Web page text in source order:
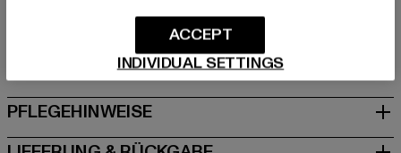
GRÖSSE & PASSFORM
PFLEGEHINWEISE
INDIVIDUAL SETTINGS
ACCEPT